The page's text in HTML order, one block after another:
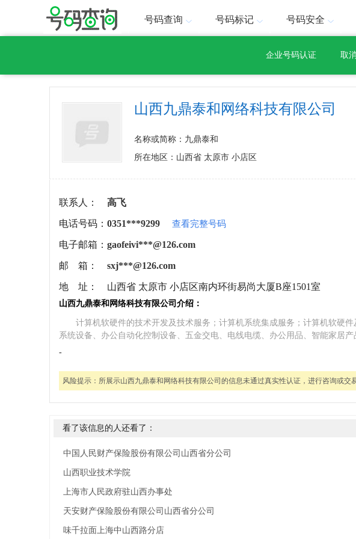
号码查询 号码标记 号码安全
企业号码认证 取
山西九鼎泰和网络科技有限公司
名称或简称：九鼎泰和
所在地区：山西省 太原市 小店区
联系人： 高飞
电话号码： 0351***9299 查看完整号码
电子邮箱： gaofeivi***@126.com
邮 箱： sxj***@126.com
地 址： 山西省 太原市 小店区南内环街易尚大厦B座1501室
山西九鼎泰和网络科技有限公司介绍：
计算机软硬件的技术开发及技术服务；计算机系统集成服务；计算机软硬
系统设备、办公自动化控制设备、五金交电、电线电缆、办公用品、智能家居
-
风险提示： 所展示山西九鼎泰和网络科技有限公司的信息未通过真实性认证，进行咨询或交
看了该信息的人还看了：
中国人民财产保险股份有限公司山西省分公司
山西职业技术学院
上海市人民政府驻山西办事处
天安财产保险股份有限公司山西省分公司
味千拉面上海中山西路分店